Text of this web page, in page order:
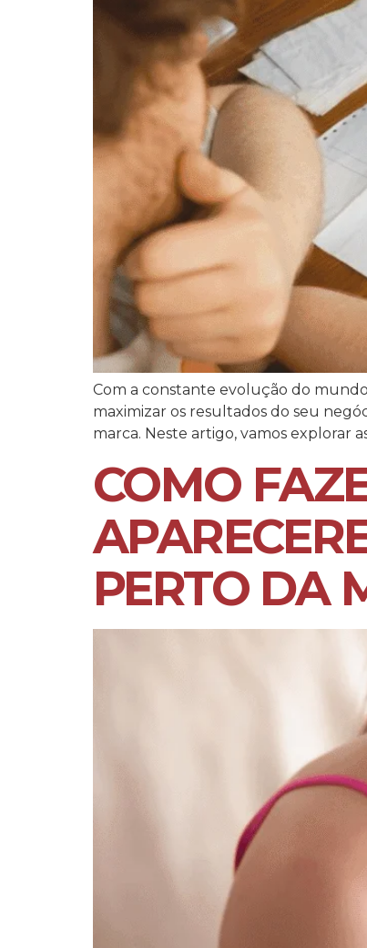
Com a constante evolução do
maximizar os resultados do seu
marca. Neste artigo, vamos explorar
COMO
PERTO DA